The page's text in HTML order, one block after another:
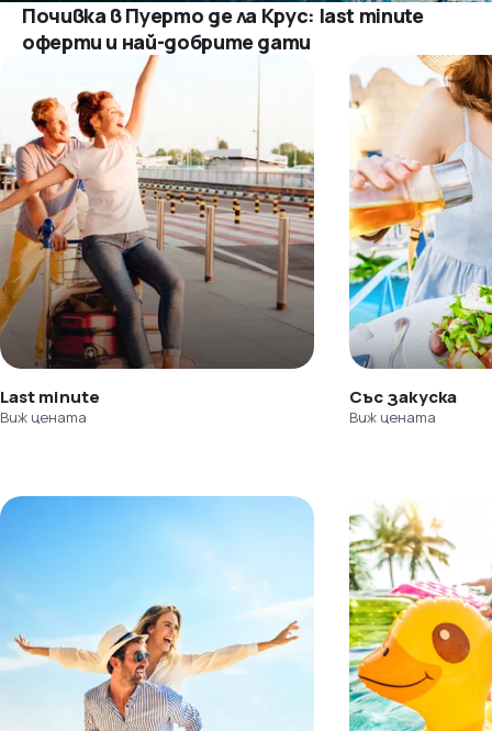
Почивка в Пуерто де ла Крус: last minute
оферти и най-добрите дати
Last minute
Виж цената
Със закуска
Виж цената